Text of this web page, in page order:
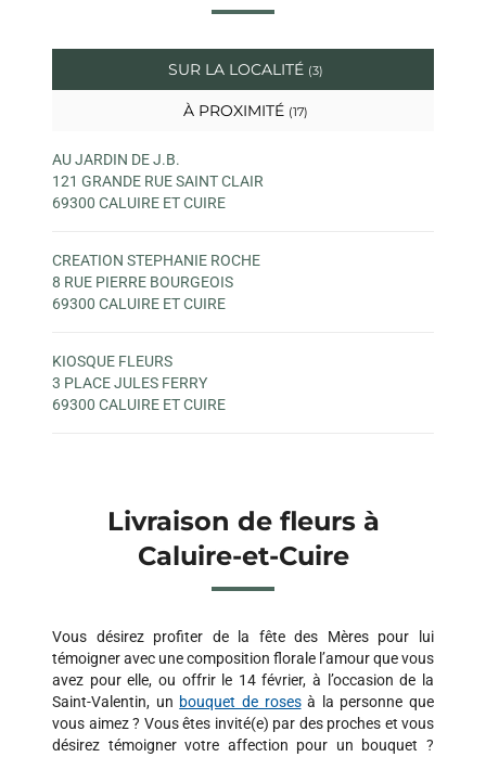
SUR LA LOCALITÉ (3)
À PROXIMITÉ (17)
AU JARDIN DE J.B.
121 GRANDE RUE SAINT CLAIR
69300 CALUIRE ET CUIRE
CREATION STEPHANIE ROCHE
8 RUE PIERRE BOURGEOIS
69300 CALUIRE ET CUIRE
KIOSQUE FLEURS
3 PLACE JULES FERRY
69300 CALUIRE ET CUIRE
Livraison de fleurs à
Caluire-et-Cuire
Vous désirez profiter de la fête des Mères pour lui
témoigner avec une composition florale l’amour que vous
avez pour elle, ou offrir le 14 février, à l’occasion de la
Saint-Valentin, un bouquet de rosesà la personne que
vous aimez ? Vous êtes invité(e) par des proches et vous
désirez témoigner votre affection pour un bouquet ?